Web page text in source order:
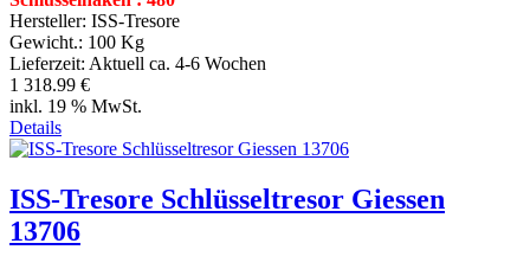
Hersteller: ISS-Tresore
Gewicht.: 100 Kg
Lieferzeit: Aktuell ca. 4-6 Wochen
1 318.99 €
inkl. 19 % MwSt.
Details
ISS-Tresore Schlüsseltresor Giessen
13706